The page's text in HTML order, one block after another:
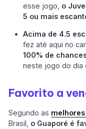
esse jogo, o
5 ou mais
Acima de 4.5
fez até aqui no
100% de
neste jogo do dia
Favorito a
Segundo as
Brasil, o Guaporé é